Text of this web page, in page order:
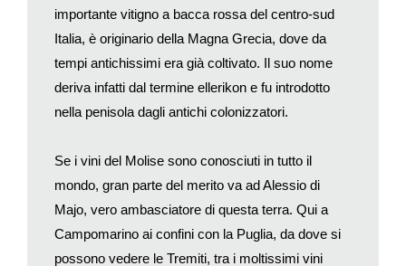
scatena differenti reazioni fisiologiche e dunque si presta
meglio delle altre alla cura delle diverse patologie. I suoi studi
apriranno la strada a quelli medici che verranno effettuati più
epoca e il suo pensiero influenzò non poco celebri filosofi quali
Socrate, Platone e Aristotele. Furono appunto questi
personaggi a portare il vino nel mondo della filosofia da un
anche il mondo medico. Ci riferiamo all’ebbrezza e agli effetti
importante vitigno a bacca rossa del centro-sud
Italia, è originario della Magna Grecia, dove da
tempi antichissimi era già coltivato. Il suo nome
deriva infatti dal termine ellerikon e fu introdotto
nella penisola dagli antichi colonizzatori.
Se i vini del Molise sono conosciuti in tutto il
mondo, gran parte del merito va ad Alessio di
Majo, vero ambasciatore di questa terra. Qui a
Campomarino ai confini con la Puglia, da dove si
possono vedere le Tremiti, tra i moltissimi vini